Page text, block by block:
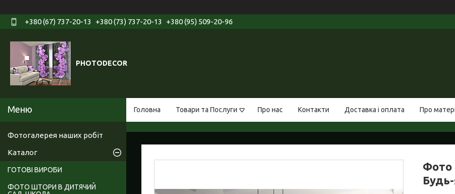
+380 (67) 737-20-13 +380 (73) 737-20-13 +380 (95) 509-20-96
PHOTODECOR
Головна Товари та Послуги Про нас Контакти Доставка і оплата Про
Фото
Фотогалерея наших робіт
Каталог
ГОТОВІ ВИРОБИ
ФОТО ШТОРИ В ДИТЯЧИЙ